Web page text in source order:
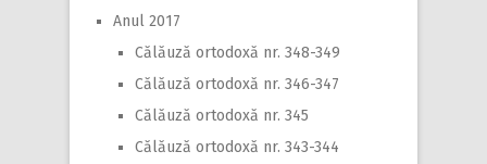
Anul 2017
Călăuză ortodoxă nr. 348-349
Călăuză ortodoxă nr. 346-347
Călăuză ortodoxă nr. 345
Călăuză ortodoxă nr. 343-344